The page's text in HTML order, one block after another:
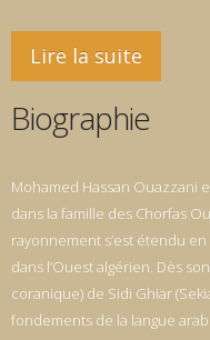
Lire la suite
Biographie
dans la famille des Chorfas
rayonnement s’est étendu
dans l’Ouest algérien. Dès
coranique) de Sidi Ghiar
fondements de la langue
textes religieux (Coran et